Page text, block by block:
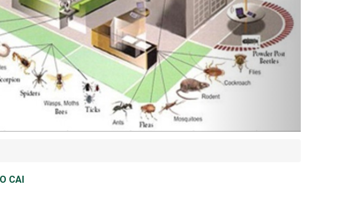
sát khuẩn phòng trừ dịch bệnh cho các trường học, bệnh viện, văn phòng,